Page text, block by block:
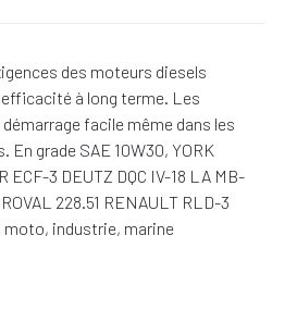
des moteurs diesels
efficacité à long terme. Les
facile même dans les
grade SAE 10W30, YORK
ECF-3 DEUTZ DQC IV-18 LA MB-
228.51 RENAULT RLD-3
moto, industrie, marine